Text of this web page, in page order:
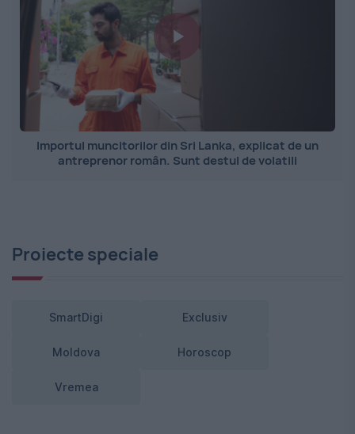
Importul muncitorilor din Sri Lanka, explicat de un
antreprenor român. Sunt destul de volatili
Proiecte speciale
SmartDigi Exclusiv
Moldova Horoscop
Vremea